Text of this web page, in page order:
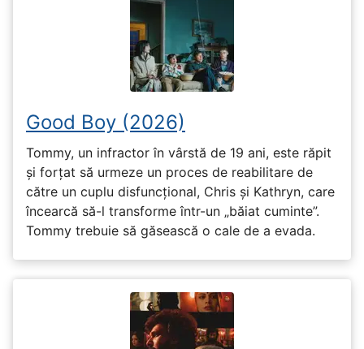
Good Boy (2026)
Tommy, un infractor în vârstă de 19 ani, este răpit
și forțat să urmeze un proces de reabilitare de
către un cuplu disfuncțional, Chris și Kathryn, care
încearcă să-l transforme într-un „băiat cuminte”.
Tommy trebuie să găsească o cale de a evada.